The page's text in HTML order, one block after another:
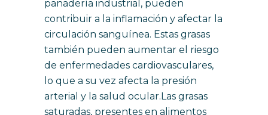
panadería industrial, pueden
contribuir a la inflamación y afectar la
circulación sanguínea. Estas grasas
también pueden aumentar el riesgo
de enfermedades cardiovasculares,
lo que a su vez afecta la presión
arterial y la salud ocular.Las grasas
saturadas, presentes en alimentos